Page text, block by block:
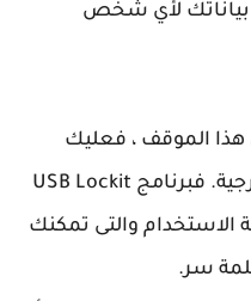
لأي شخص
هذا الموقف ، فعليك
التفكير في حماية أجهزتك الخارجية. فبرنامج USB Lockit
الاستخدام والتى تمكنك
سر.